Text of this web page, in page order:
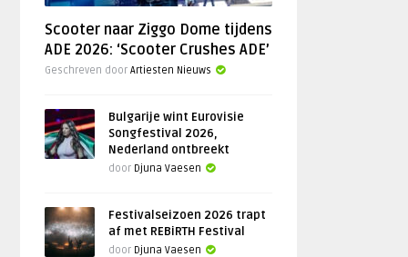
Scooter naar Ziggo Dome tijdens
ADE 2026: ‘Scooter Crushes ADE’
Geschreven doorArtiesten Nieuws
Bulgarije wint Eurovisie
Songfestival 2026,
Nederland ontbreekt
door Djuna Vaesen
Festivalseizoen 2026 trapt
af met REBiRTH Festival
door Djuna Vaesen